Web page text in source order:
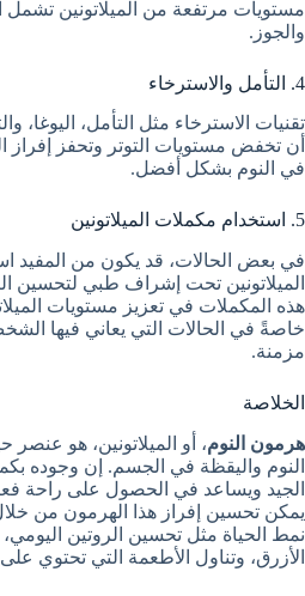
مستويات مرتفعة من الميلاتونين تشمل
والجوز.
4. التأمل والاسترخاء
تقنيات الاسترخاء مثل التأمل، اليوغا،
أن تخفض مستويات التوتر وتحفز إفراز
في النوم بشكل أفضل.
5. استخدام مكملات الميلاتونين
في بعض الحالات، قد يكون من المفيد
الميلاتونين تحت إشراف طبي لتحسين
هذه المكملات في تعزيز مستويات
خاصةً في الحالات التي يعاني فيها
مزمنة.
الخلاصة
هرمون النوم، أو الميلاتونين، هو عنصر
النوم واليقظة في الجسم. إن وجوده
الجيد ويساعد في الحصول على راحة
يمكن تحسين إفراز هذا الهرمون من
نمط الحياة مثل تحسين الروتين
الأزرق، وتناول الأطعمة التي تحتوي على